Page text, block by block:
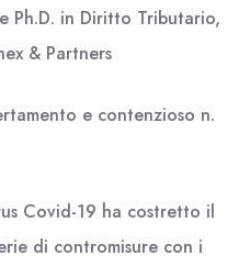
Ph.D. in Diritto Tributario,
& Partners
e contenzioso n.
Covid-19 ha costretto il
di contromisure con i